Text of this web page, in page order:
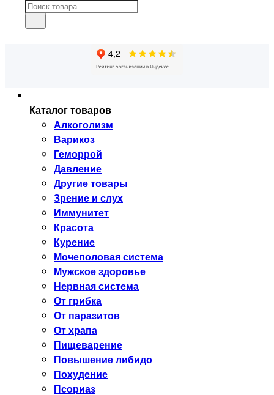
Каталог товаров
Алкоголизм
Варикоз
Геморрой
Давление
Другие товары
Зрение и слух
Иммунитет
Красота
Курение
Мочеполовая система
Мужское здоровье
Нервная система
От грибка
От паразитов
От храпа
Пищеварение
Повышение либидо
Похудение
Псориаз